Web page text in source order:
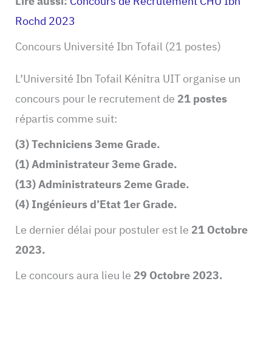
Rochd 2023
Concours Université Ibn Tofail (21 postes)
L’Université Ibn Tofail Kénitra UIT organise un
concours pour le recrutement de 21 postes
répartis comme suit:
(3) Techniciens 3eme Grade.
(1) Administrateur 3eme Grade.
(13) Administrateurs 2eme Grade.
(4) Ingénieurs d’Etat 1er Grade.
Le dernier délai pour postuler est le 21 Octobre
2023.
Le concours aura lieu le 29 Octobre 2023.